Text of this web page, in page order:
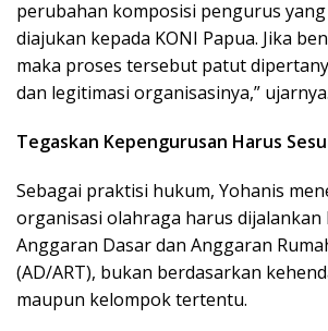
perubahan komposisi pengurus
diajukan kepada KONI Papua. Jika
maka proses tersebut patut
dan legitimasi organisasinya,” ujarnya.
Tegaskan Kepengurusan Harus
Sebagai praktisi hukum, Yohanis
organisasi olahraga harus dijalankan
Anggaran Dasar dan Anggaran
(AD/ART), bukan berdasarkan
maupun kelompok tertentu.